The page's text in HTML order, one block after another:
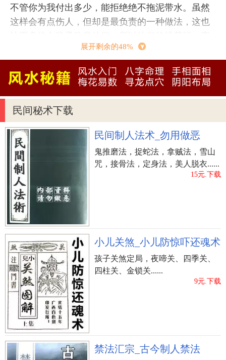
不管你为我付出多少，能拒绝绝不拖泥带水。虽然
这样会有点伤人，但却是最负责的一种做法，这也
只增不减。他们喜欢的女孩子，大多也是很出众
的，这样的组合走在一起，简直就是金童玉女，天
生一对。所以被这样的男人喜欢，真的是一件很幸
上厚下薄的嘴唇
嘴唇上厚下薄的男人，虽然桃花运没有那么旺盛，
但在事业上却是蒸蒸日上、步步青云。他们的口才
十分出众，情商也很高，懂得随机应变、化险为
夷，这样的男人，在职场上很吃香，平时和同事也
相处得十分融洽，工作也完成得很出色，深受领导
的青睐。但是也不排除有些心理阴暗的同事，对他
们的表现十分眼红，可能会在暗地里给他们使绊
子，所以防人之心不可无，平时也要多加注意，不
能让那些小人得逞。
嘴唇厚度均匀
拥有这样嘴型的人，个性非常的写实、很温和，而
且重感情，很不善于表达内心的意图，但为人还是
比较的真挚，而且很富有人情味，但懂得自我付
出，凡事都懂得乐天知足。这一类人，平常异性缘
非常好，是女人眼中的白马王子。
展开剩余的48%
民间秘术下载
民间制人法术_勿用做恶
鬼推磨法，捉蛇法，拿贼法，雪山
咒，接骨法，定身法，美人脱衣......
15元.下载
小儿关煞_小儿防惊吓还魂术
孩子关煞定局，夜啼关、四季关、
四柱关、金锁关......
9元.下载
禁法汇宗_古今制人禁法